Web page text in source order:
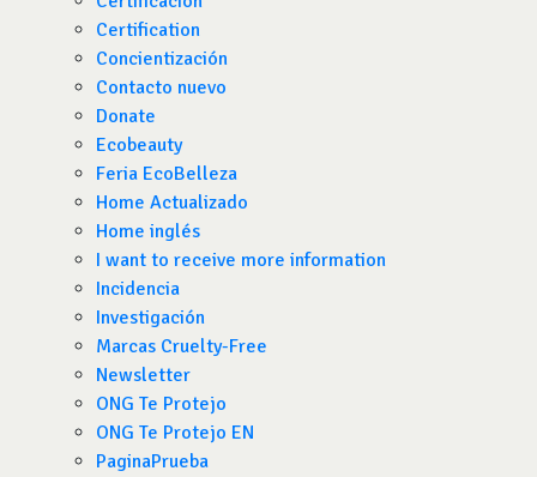
Certification
Concientización
Contacto nuevo
Donate
Ecobeauty
Feria EcoBelleza
Home Actualizado
Home inglés
I want to receive more information
Incidencia
Investigación
Marcas Cruelty-Free
Newsletter
ONG Te Protejo
ONG Te Protejo EN
PaginaPrueba